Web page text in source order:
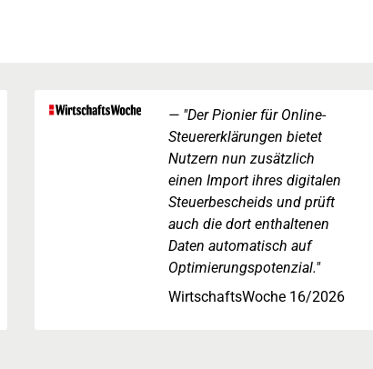
"Der Pionier für Online-
Steuererklärungen bietet
Nutzern nun zusätzlich
einen Import ihres digitalen
Steuerbescheids und prüft
auch die dort enthaltenen
Daten automatisch auf
Optimierungspotenzial."
WirtschaftsWoche 16/2026